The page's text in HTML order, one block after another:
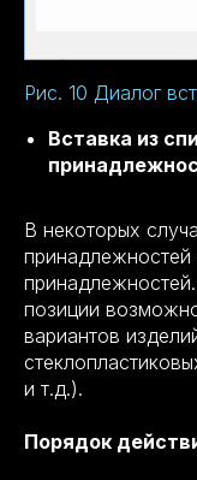
Рис. 10 Диалог
Вставка из
В некоторых
принадлежностей
позиции
вариантов
и т.д.).
Порядок